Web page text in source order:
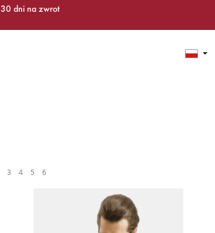
30 dni na zwrot
3 4 5 6